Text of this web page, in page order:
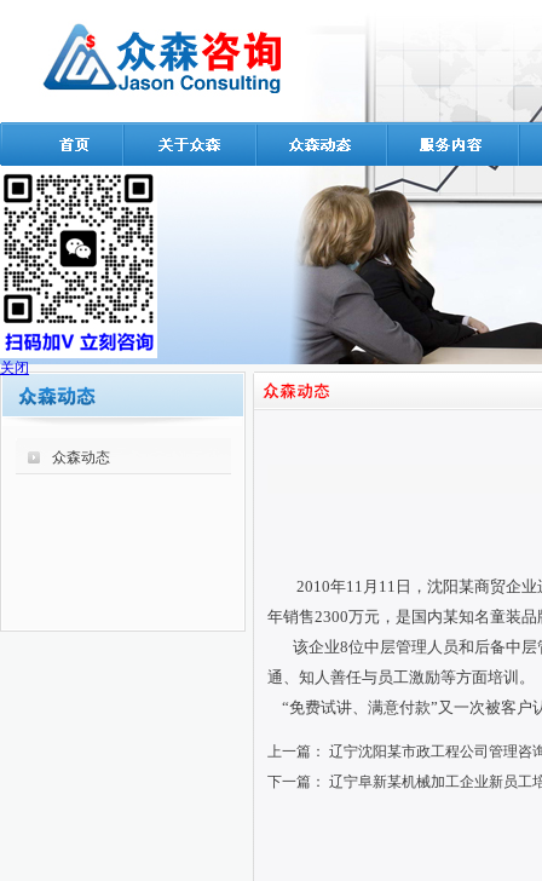
众森动态
2010年11月 11日 ，沈阳某商贸企
年销售2300万元，是国内某知名童装
该企业8位中层管理人员和后备中层
通、知人善任与员工激励等方面培训。
“免费试讲、满意付款”又一次被客户
上一篇： 辽宁沈阳某市政工程公司管理咨
下一篇： 辽宁阜新某机械加工企业新员工
关闭